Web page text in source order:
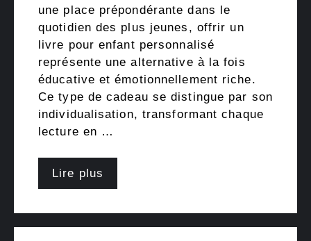
une place prépondérante dans le
quotidien des plus jeunes, offrir un
livre pour enfant personnalisé
représente une alternative à la fois
éducative et émotionnellement riche.
Ce type de cadeau se distingue par son
individualisation, transformant chaque
lecture en …
Lire plus